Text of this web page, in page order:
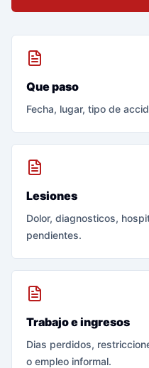
Que paso
Fecha, lugar, tipo de
Lesiones
Dolor, diagnosticos,
pendientes.
Trabajo e ingresos
Dias perdidos,
o empleo informal.